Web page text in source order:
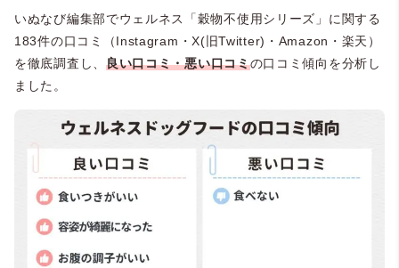
いぬなび編集部でウェルネス「穀物不使用シリーズ」に関する
183件の口コミ（Instagram・X(旧Twitter)・Amazon・楽天）
を徹底調査し、 良い口コミ・悪い口コミの口コミ傾向を分析し
ました。